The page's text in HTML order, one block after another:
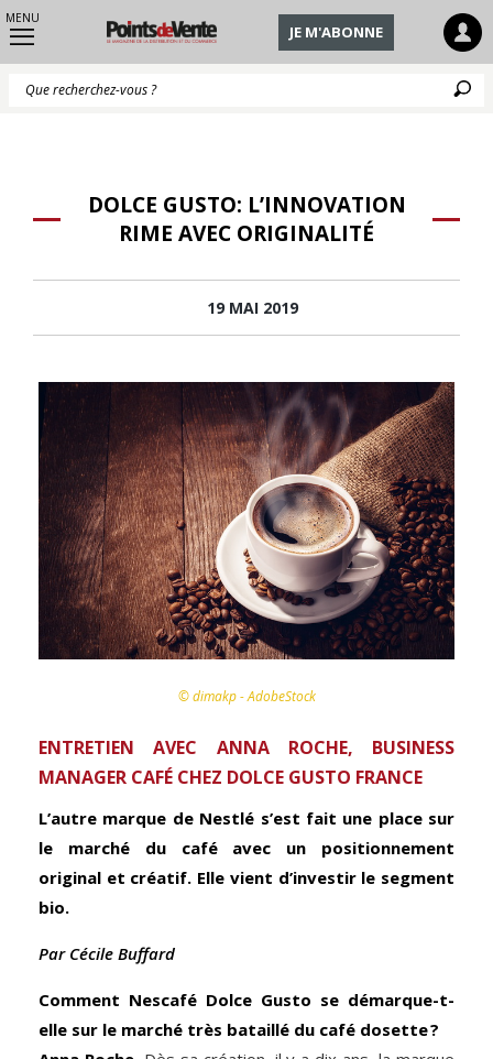
MENU
JE M'ABONNE
DOLCE GUSTO: L’INNOVATION
RIME AVEC ORIGINALITÉ
19 MAI 2019
© dimakp - AdobeStock
ENTRETIEN AVEC ANNA ROCHE, BUSINESS
MANAGER CAFÉ CHEZ DOLCE GUSTO FRANCE
L’autre marque de Nestlé s’est fait une place sur
le marché du café avec un positionnement
original et créatif. Elle vient d’investir le segment
bio.
Par Cécile Buffard
Comment Nescafé Dolce Gusto se ­démarque-t-
elle sur le marché très bataillé du café dosette ?